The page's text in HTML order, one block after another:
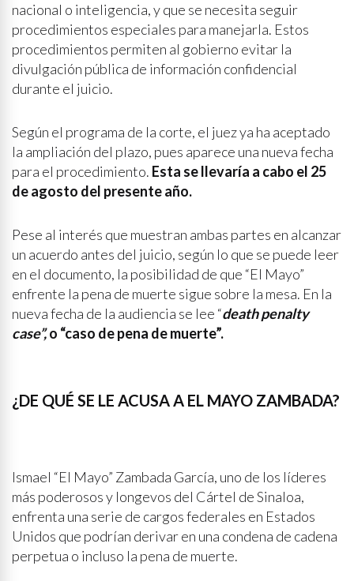
nacional o inteligencia, y que se necesita seguir
procedimientos especiales para manejarla. Estos
procedimientos permiten al gobierno evitar la
divulgación pública de información confidencial
durante el juicio.
Según el programa de la corte, el juez ya ha aceptado
la ampliación del plazo, pues aparece una nueva fecha
para el procedimiento. Esta se llevaría a cabo el 25
de agosto del presente año.
Pese al interés que muestran ambas partes en alcanzar
un acuerdo antes del juicio, según lo que se puede leer
en el documento, la posibilidad de que “El Mayo”
enfrente la pena de muerte sigue sobre la mesa. En la
nueva fecha de la audiencia se lee “death penalty
case”,o “caso de pena de muerte”.
¿DE QUÉ SE LE ACUSA A EL MAYO ZAMBADA?
Ismael “El Mayo” Zambada García, uno de los líderes
más poderosos y longevos del Cártel de Sinaloa,
enfrenta una serie de cargos federales en Estados
Unidos que podrían derivar en una condena de cadena
perpetua o incluso la pena de muerte.